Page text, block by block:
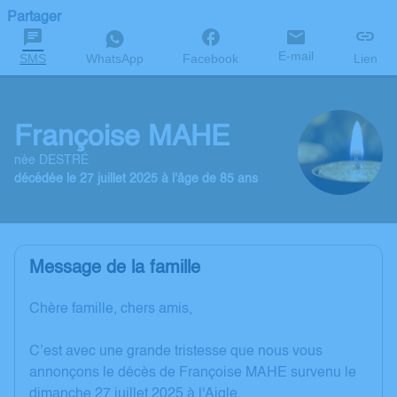
Partager
SMS WhatsApp Facebook E-mail Lien
Françoise MAHE
née DESTRÉ
décédée le 27 juillet 2025 à l'âge de 85 ans
Message de la famille
Chère famille, chers amis,
C’est avec une grande tristesse que nous vous
annonçons le décès de Françoise MAHE survenu le